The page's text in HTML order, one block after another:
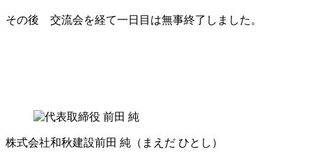
その後 交流会を経て一日目は無事終了しました。
株式会社和秋建設前田 純 （まえだ ひとし）